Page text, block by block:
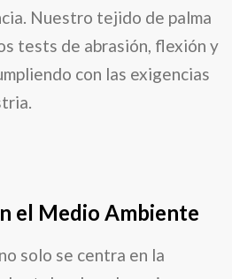
Nuestro tejido de palma
tests de abrasión, flexión y
con las exigencias
el Medio Ambiente
solo se centra en la